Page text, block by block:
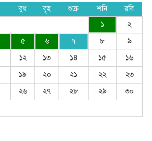
বুধ বৃহ শুক্র শনি
রবি
১
২
৫ ৬ ৭ ৮
৯
১২ ১৩ ১৪ ১৫
১৬
১৯ ২০ ২১ ২২
২৩
২৬ ২৭ ২৮ ২৯
৩০